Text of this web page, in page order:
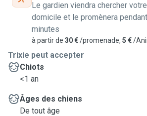
Le gardien viendra chercher
domicile et le promènera
minutes
à partir de 30 €/promenade, 5 €/
Trixie peut accepter
Chiots
<1 an
Âges des chiens
De tout âge